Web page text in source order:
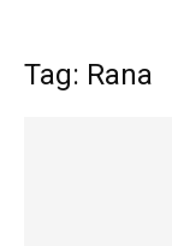
Tag: Rana